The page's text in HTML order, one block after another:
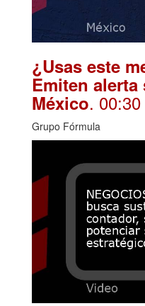
¿Usas este
Emiten alerta
México. 00:30
Grupo Fórmula